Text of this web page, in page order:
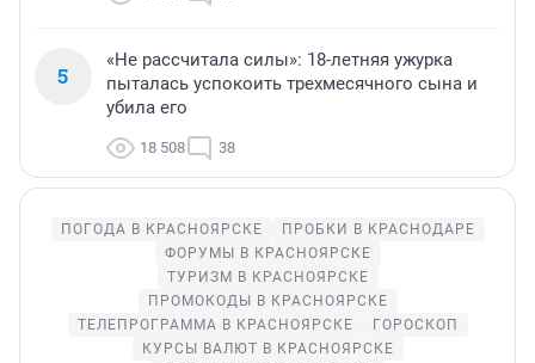
5
«Не рассчитала силы»: 18-летняя ужурка
пыталась успокоить трехмесячного сына и
убила его
18 508 38
ПОГОДА В КРАСНОЯРСКЕ
ПРОБКИ В КРАСНОДАРЕ
ФОРУМЫ В КРАСНОЯРСКЕ
ТУРИЗМ В КРАСНОЯРСКЕ
ПРОМОКОДЫ В КРАСНОЯРСКЕ
ТЕЛЕПРОГРАММА В КРАСНОЯРСКЕ
ГОРОСКОП
КУРСЫ ВАЛЮТ В КРАСНОЯРСКЕ